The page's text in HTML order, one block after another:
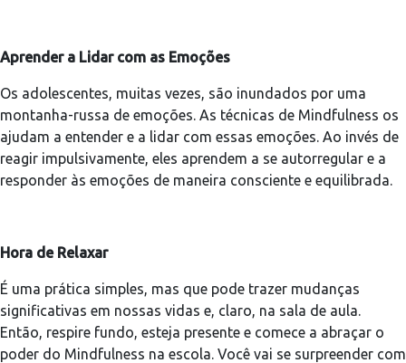
Aprender a Lidar com as Emoções
Os adolescentes, muitas vezes, são inundados por uma
montanha-russa de emoções. As técnicas de Mindfulness os
ajudam a entender e a lidar com essas emoções. Ao invés de
reagir impulsivamente, eles aprendem a se autorregular e a
responder às emoções de maneira consciente e equilibrada.
Hora de Relaxar
É uma prática simples, mas que pode trazer mudanças
significativas em nossas vidas e, claro, na sala de aula.
Então, respire fundo, esteja presente e comece a abraçar o
poder do Mindfulness na escola. Você vai se surpreender com